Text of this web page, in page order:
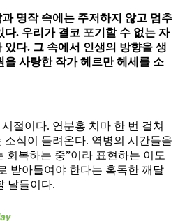
명작 속에는 주저하지 않고 멈추
. 우리가 결코 포기할 수 없는 자
다. 그 속에서 인생의 방향을 생
을 사랑한 작가 헤르만 헤세를 소
절이다. 연분홍 치마 한 번 걸쳐
소식이 들려온다. 역병의 시간들을
회복하는 중”이라 표현하는 이도
받아들여야 한다는 혹독한 깨달
날들이다.